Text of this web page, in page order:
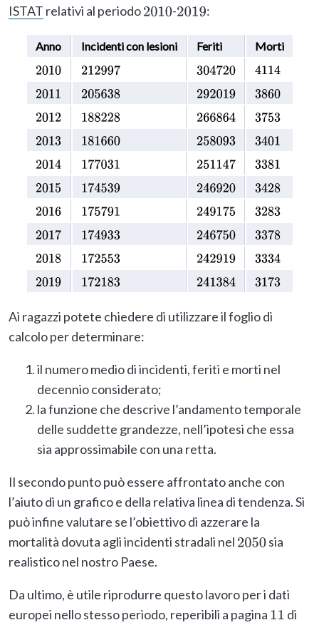
ISTAT relativi al periodo2010-2019:
Anno Incidenti con lesioni Feriti
Morti
2010
212997 304720
4114
2011
205638 292019
3860
2012
188228 266864
3753
2013
181660 258093
3401
2014
177031 251147
3381
2015
174539 246920
3428
2016
175791 249175
3283
2017
174933 246750
3378
2018
172553 242919
3334
2019
172183 241384 3173
Ai ragazzi potete chiedere di utilizzare il foglio di
calcolo per determinare:
il numero medio di incidenti, feriti e morti nel
decennio considerato;
la funzione che descrive l’andamento temporale
delle suddette grandezze, nell’ipotesi che essa
sia approssimabile con una retta.
Il secondo punto può essere affrontato anche con
l’aiuto di un grafico e della relativa linea di tendenza. Si
può infine valutare se l’obiettivo di azzerare la
mortalità dovuta agli incidenti stradali nel 2050 sia
realistico nel nostro Paese.
Da ultimo, è utile riprodurre questo lavoro per i dati
europei nello stesso periodo, reperibili a pagina 11 di